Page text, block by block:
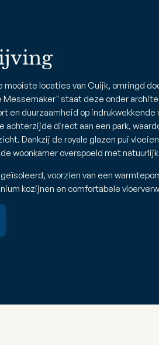
mooiste locaties van Cuijk, omringd
Messemaker" staat deze onder
en duurzaamheid op
achterzijde direct aan een park,
Dankzij de royale glazen pui
woonkamer overspoeld met
voorzien van een
kozijnen en comfortabele